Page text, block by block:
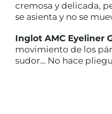
cremosa y delicada,
se asienta y no se
Inglot AMC Eyeliner
movimiento de los
sudor… No hace